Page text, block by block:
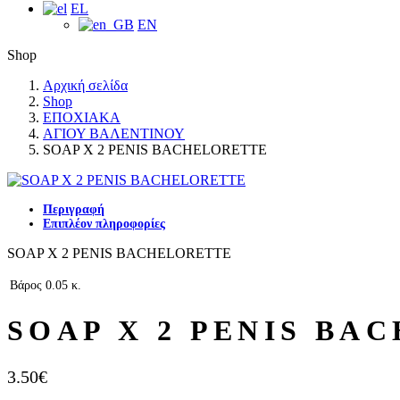
EL
EN
Shop
Αρχική σελίδα
Shop
ΕΠΟΧΙΑΚΑ
ΑΓΙΟΥ ΒΑΛΕΝΤΙΝΟΥ
SOAP X 2 PENIS BACHELORETTE
Περιγραφή
Επιπλέον πληροφορίες
SOAP X 2 PENIS BACHELORETTE
Βάρος 0.05 κ.
SOAP X 2 PENIS
3.50€